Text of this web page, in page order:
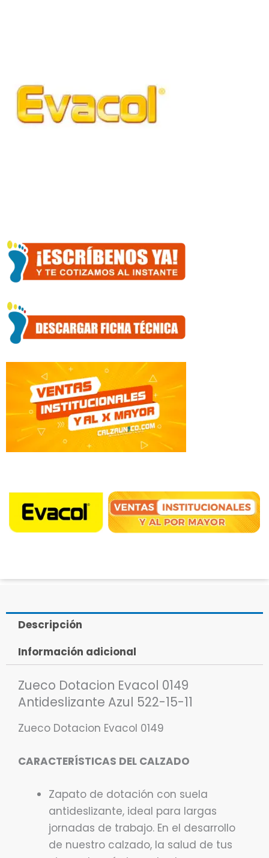
Descripción
Información adicional
Zueco Dotacion Evacol 0149
Antideslizante Azul 522-15-11
Zueco Dotacion Evacol 0149
CARACTERÍSTICAS DEL CALZADO
Zapato de dotación con suela
antideslizante, ideal para largas
jornadas de trabajo. En el desarrollo
de nuestro calzado, la salud de tus